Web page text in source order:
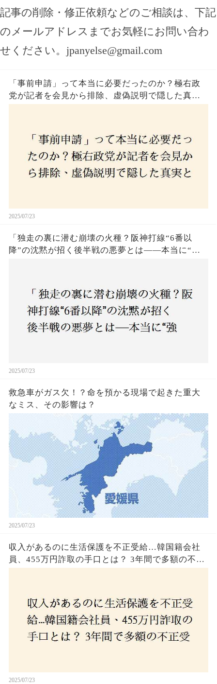
記事の削除・修正依頼などのご相談は、下記
のメールアドレスまでお気軽にお問い合わ
せください。 jpanyelse@gmail.com
「事前申請」って本当に必要だったのか？極右政
党が記者を会見から排除、虚偽説明で隠した真実
2025/07/23
「独走の裏に潜む崩壊の火種？阪神打線“6番以
降”の沈黙が招く後半戦の悪夢とは——本当に“強
2025/07/23
救急車がガス欠！？命を預かる現場で起きた重大
なミス、その影響は？
2025/07/23
収入があるのに生活保護を不正受給…韓国籍会社
員、455万円詐取の手口とは？ 3年間で多額の不正
2025/07/23